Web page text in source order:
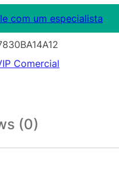
com um especialista
Comercial
(0)